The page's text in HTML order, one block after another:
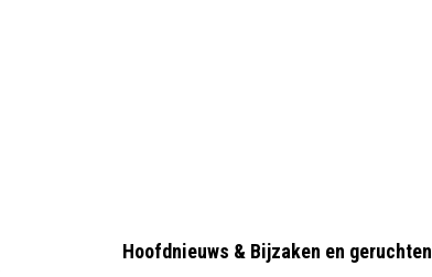
Hoofdnieuws & Bijzaken en geruchten